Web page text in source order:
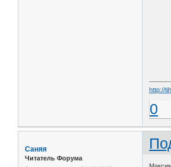
http://
0
Саняя
Читатель Форума